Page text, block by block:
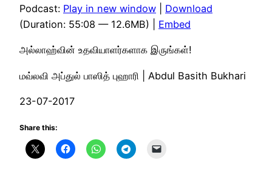
Podcast: Play in new window
Download
(Duration: 55:08 — 12.6MB) | Embed
அல்லாஹ்வின் உதவியாளர்களாக இருங்கள்!
மவ்லவி அப்துல் பாஸித் புஹாரி | Abdul Basith Bukhari
23-07-2017
Share this: